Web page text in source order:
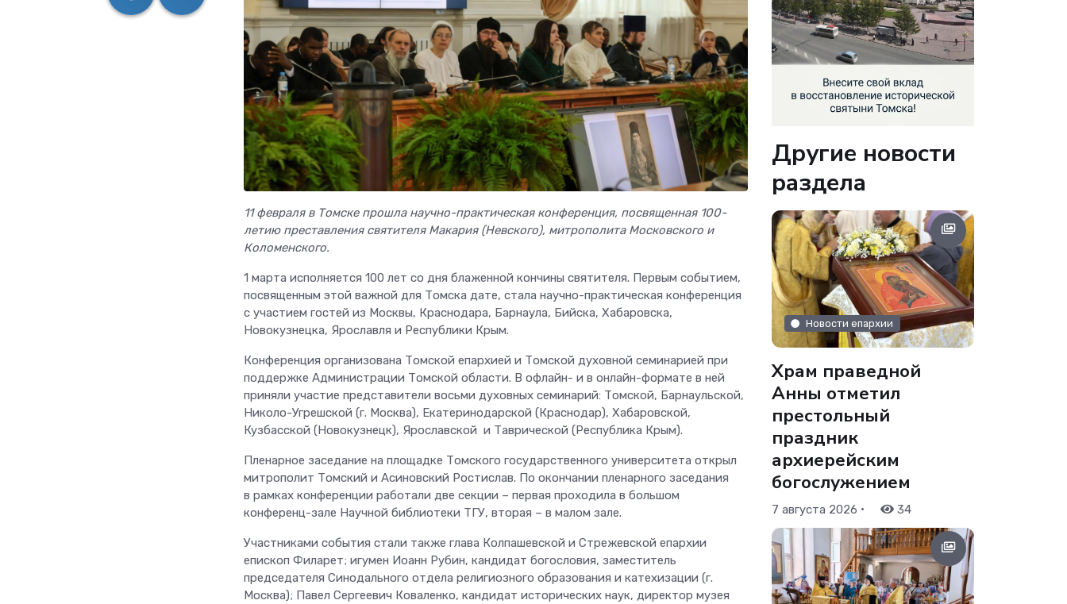
11 февраля в Томске прошла научно-практическая конференция, посвященная 100-
летию преставления святителя Макария (Невского), митрополита Московского и
Коломенского.
1 марта исполняется 100 лет со дня блаженной кончины святителя. Первым событием,
посвященным этой важной для Томска дате, стала научно-практическая конференция
с участием гостей из Москвы, Краснодара, Барнаула, Бийска, Хабаровска,
Новокузнецка, Ярославля и Республики Крым.
Конференция организована Томской епархией и Томской духовной семинарией при
поддержке Администрации Томской области. В офлайн- и в онлайн-формате в ней
приняли участие представители восьми духовных семинарий: Томской, Барнаульской,
Николо-Угрешской (г. Москва), Екатеринодарской (Краснодар), Хабаровской,
Кузбасской (Новокузнецк), Ярославской и Таврической (Республика Крым).
Пленарное заседание на площадке Томского государственного университета открыл
митрополит Томский и Асиновский Ростислав. По окончании пленарного заседания
в рамках конференции работали две секции – первая проходила в большом
конференц-зале Научной библиотеки ТГУ, вторая – в малом зале.
Участниками события стали также глава Колпашевской и Стрежевской епархии
епископ Филарет; игумен Иоанн Рубин, кандидат богословия, заместитель
председателя Синодального отдела религиозного образования и катехизации (г.
Москва); Павел Сергеевич Коваленко, кандидат исторических наук, директор музея
Другие новости
раздела
Новости епархии
Храм праведной
Анны отметил
престольный
праздник
архиерейским
богослужением
7 августа 2026 • 34